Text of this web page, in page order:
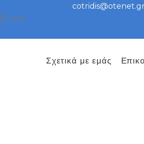
[/text]
Σχετικά με εμάς